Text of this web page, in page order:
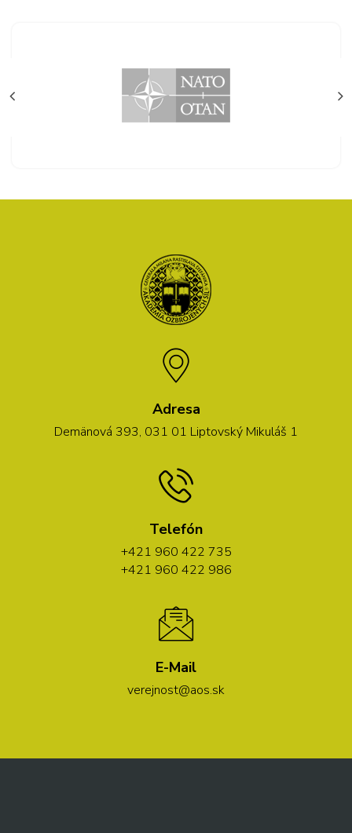
Adresa
Demänová 393, 031 01 Liptovský Mikuláš 1
Telefón
+421 960 422 735
+421 960 422 986
E-Mail
verejnost@aos.sk